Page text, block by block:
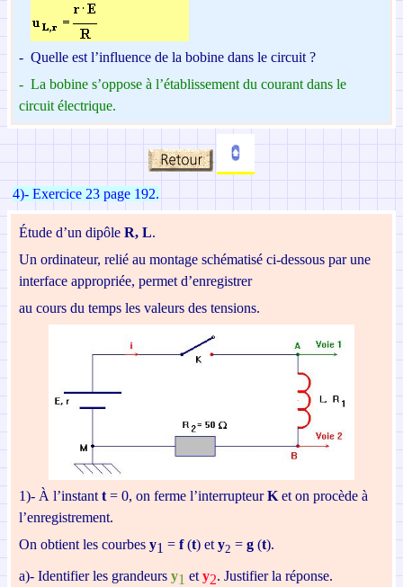
- Quelle est l’influence de la bobine dans le circuit ?
- La bobine s’oppose à l’établissement du courant dans le
circuit électrique.
4)- Exercice 23 page 192.
Étude d’un dipôle R, L.
Un ordinateur, relié au montage schématisé ci-dessous par une
interface appropriée, permet d’enregistrer
au cours du temps les valeurs des tensions.
1)- À l’instant t = 0, on ferme l’interrupteurK et on procède à
l’enregistrement.
On obtient les courbes y1 = f(t) et y2 = g (t).
a)- Identifier les grandeurs y1 et y2. Justifier la réponse.